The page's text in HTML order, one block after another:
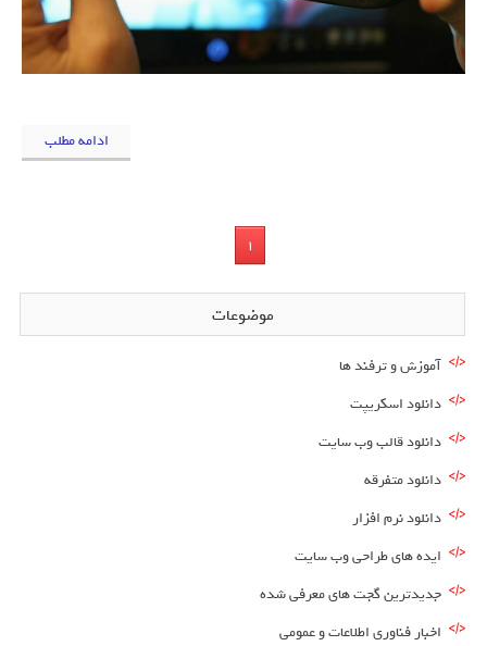
ادامه مطلب
1
موضوعات
آموزش و ترفند ها
دانلود اسکریپت
دانلود قالب وب سایت
دانلود متفرقه
دانلود نرم افزار
ایده های طراحی وب سایت
جدیدترین گجت های معرفی شده
اخبار فناوری اطلاعات و عمومی